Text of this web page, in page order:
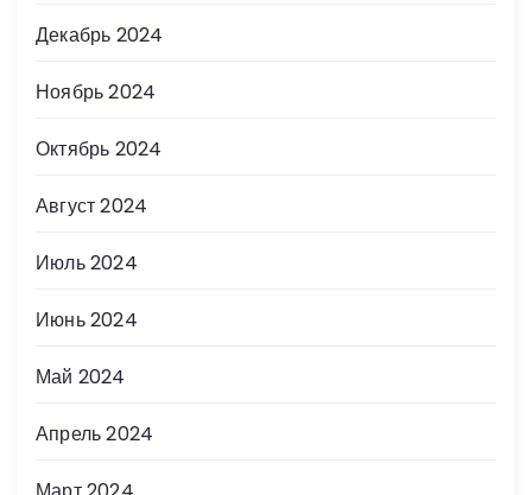
Декабрь 2024
Ноябрь 2024
Октябрь 2024
Август 2024
Июль 2024
Июнь 2024
Май 2024
Апрель 2024